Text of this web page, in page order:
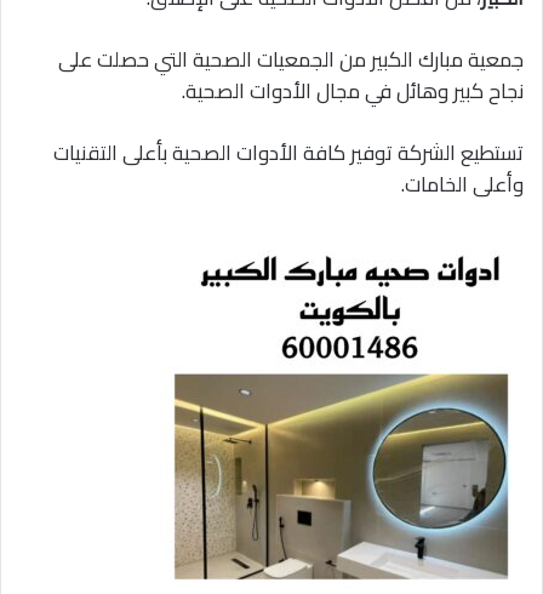
جمعية مبارك الكبير من الجمعيات الصحية التي حصلت على
نجاح كبير وهائل في مجال الأدوات الصحية.
تستطيع الشركة توفير كافة الأدوات الصحية بأعلى التقنيات
وأعلى الخامات.